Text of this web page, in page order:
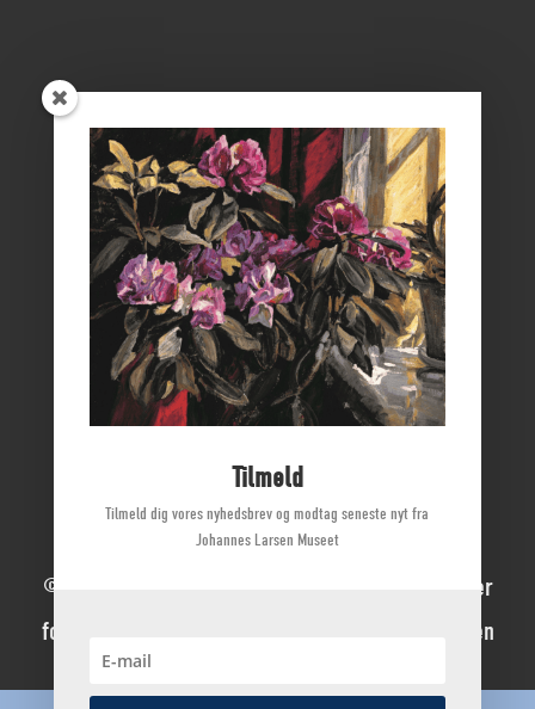
ØSTFYNS MUSEER
Vikingemuseet Ladby
Nyborg Slot
Borgmestergården
Farvergården
Høkeren
Kerteminde Byhistoriske Arkiv
© 2022 Johannes Larsen Museet | Alle rettigheder
forbeholdes | Direktør Mette Ladegaard Thøgersen
Tilmeld
Tilmeld dig vores nyhedsbrev og modtag seneste nyt fra
Johannes Larsen Museet